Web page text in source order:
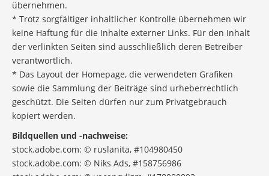
übernehmen.
* Trotz sorgfältiger inhaltlicher Kontrolle übernehmen wir
keine Haftung für die Inhalte externer Links. Für den Inhalt
der verlinkten Seiten sind ausschließlich deren Betreiber
verantwortlich.
* Das Layout der Homepage, die verwendeten Grafiken
sowie die Sammlung der Beiträge sind urheberrechtlich
geschützt. Die Seiten dürfen nur zum Privatgebrauch
kopiert werden.
Bildquellen und -nachweise:
stock.adobe.com: © ruslanita, #104980450
stock.adobe.com: © Niks Ads, #158756986